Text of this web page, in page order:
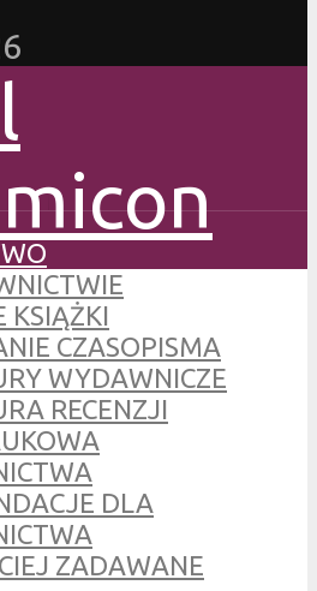
KSIĄŻKI
CZASOPISMA
WYDAWNICZE
RECENZJI
DLA
ZADAWANE